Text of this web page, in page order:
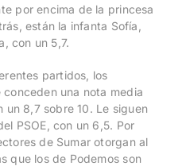
por encima de la princesa
están la infanta Sofía,
con un 5,7.
partidos, los
una nota media
un 8,7 sobre 10. Le siguen
PSOE, con un 6,5. Por
de Sumar otorgan al
que los de Podemos son